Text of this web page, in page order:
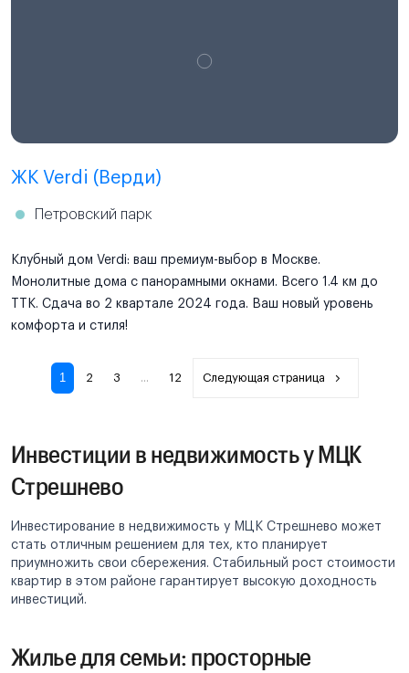
ЖК Verdi (Верди)
Петровский парк
Клубный дом Verdi: ваш премиум-выбор в Москве.
Монолитные дома с панорамными окнами. Всего 1.4 км до
ТТК. Сдача во 2 квартале 2024 года. Ваш новый уровень
комфорта и стиля!
1 2 3 ... 12 Следующая страница
Инвестиции в недвижимость у МЦК
Стрешнево
Инвестирование в недвижимость у МЦК Стрешнево может
стать отличным решением для тех, кто планирует
приумножить свои сбережения. Стабильный рост стоимости
квартир в этом районе гарантирует высокую доходность
инвестиций.
Жилье для семьи: просторные